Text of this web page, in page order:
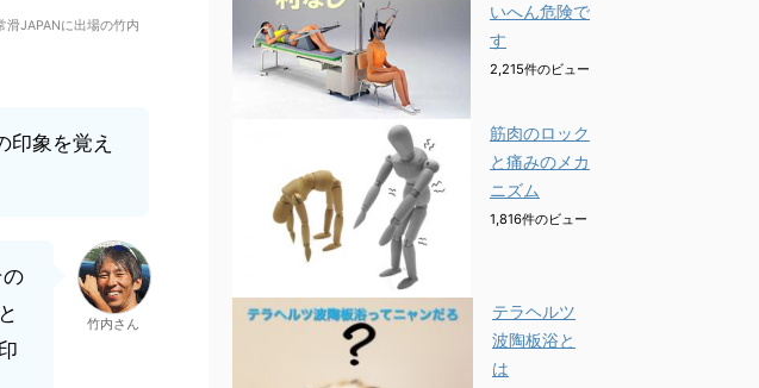
JAPANに出場の竹内
印象を覚え
竹内さん
いへん危険で
す
2,215件のビュー
筋肉のロック
と痛みのメカ
ニズム
1,816件のビュー
テラヘルツ
波陶板浴と
は